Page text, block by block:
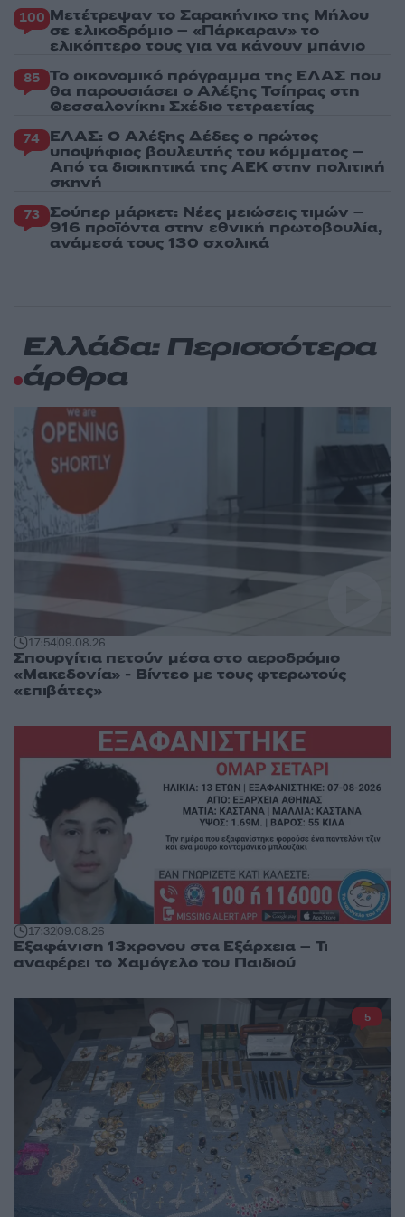
100 Μετέτρεψαν το Σαρακήνικο της Μήλου
σε ελικοδρόμιο – «Πάρκαραν» το
ελικόπτερο τους για να κάνουν μπάνιο
85 Το οικονομικό πρόγραμμα της ΕΛΑΣ που
θα παρουσιάσει ο Αλέξης Τσίπρας στη
Θεσσαλονίκη: Σχέδιο τετραετίας
74 ΕΛΑΣ: Ο Αλέξης Δέδες ο πρώτος
υποψήφιος βουλευτής του κόμματος –
Από τα διοικητικά της ΑΕΚ στην πολιτική
σκηνή
73 Σούπερ μάρκετ: Νέες μειώσεις τιμών –
916 προϊόντα στην εθνική πρωτοβουλία,
ανάμεσά τους 130 σχολικά
Ελλάδα: Περισσότερα
άρθρα
17:5409.08.26
Σπουργίτια πετούν μέσα στο αεροδρόμιο
«Μακεδονία» - Βίντεο με τους φτερωτούς
«επιβάτες»
17:3209.08.26
Εξαφάνιση 13χρονου στα Εξάρχεια – Τι
αναφέρει το Χαμόγελο του Παιδιού
5